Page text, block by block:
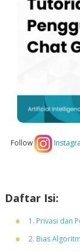
Follow
Daftar Isi:
1. Privasi dan
2. Bias